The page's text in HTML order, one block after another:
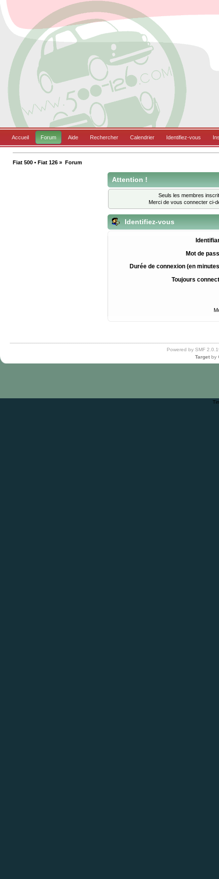
Accueil Forum Aide Rechercher Calendrier Identifiez-vous
Fiat 500 • Fiat 126 » Forum
Attention !
Seuls les membres
Merci de vous connecter ci-
Identifiez-vous
Mot de
Durée de connexion (en
Toujours
Powered by SMF
Target by